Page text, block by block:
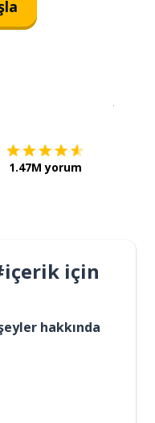
1.47M yorum
için
hakkında